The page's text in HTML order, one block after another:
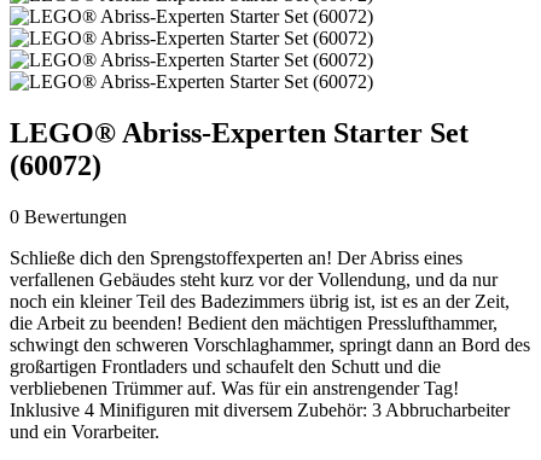
LEGO® Abriss-Experten Starter Set
(60072)
0 Bewertungen
Schließe dich den Sprengstoffexperten an! Der Abriss eines
verfallenen Gebäudes steht kurz vor der Vollendung, und da nur
noch ein kleiner Teil des Badezimmers übrig ist, ist es an der Zeit,
die Arbeit zu beenden! Bedient den mächtigen Presslufthammer,
schwingt den schweren Vorschlaghammer, springt dann an Bord des
großartigen Frontladers und schaufelt den Schutt und die
verbliebenen Trümmer auf. Was für ein anstrengender Tag!
Inklusive 4 Minifiguren mit diversem Zubehör: 3 Abbrucharbeiter
und ein Vorarbeiter.